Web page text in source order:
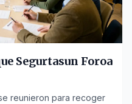
Segurtasun Foroa
reunieron para recoger